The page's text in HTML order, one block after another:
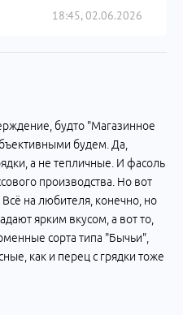
18:45, 02.06.2026
будто "Магазинное
будем. Да,
а не тепличные. И фасоль
производства. Но вот
на любителя, конечно, но
ярким вкусом, а вот то,
сорта типа "Бычьи",
как и перец с грядки тоже